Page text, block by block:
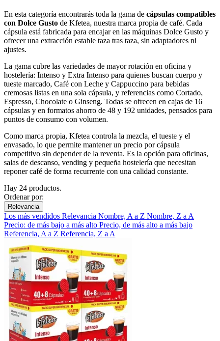
En esta categoría encontrarás toda la gama de cápsulas compatibles
con Dolce Gusto de Kfetea, nuestra marca propia de café. Cada
cápsula está fabricada para encajar en las máquinas Dolce Gusto y
ofrecer una extracción estable taza tras taza, sin adaptadores ni
ajustes.
La gama cubre las variedades de mayor rotación en oficina y
hostelería: Intenso y Extra Intenso para quienes buscan cuerpo y
tueste marcado, Café con Leche y Cappuccino para bebidas
cremosas listas en una sola cápsula, y referencias como Cortado,
Espresso, Chocolate o Ginseng. Todas se ofrecen en cajas de 16
cápsulas y en formatos ahorro de 48 y 192 unidades, pensados para
puntos de consumo con volumen.
Como marca propia, Kfetea controla la mezcla, el tueste y el
envasado, lo que permite mantener un precio por cápsula
competitivo sin depender de la reventa. Es la opción para oficinas,
salas de descanso, vending y pequeña hostelería que necesitan
reponer café de forma recurrente con una calidad constante.
Hay 24 productos.
Ordenar por:
Relevancia
Los más vendidos Relevancia Nombre, A a Z Nombre, Z a A
Precio: de más bajo a más alto Precio, de más alto a más bajo
Referencia, A a Z Referencia, Z a A